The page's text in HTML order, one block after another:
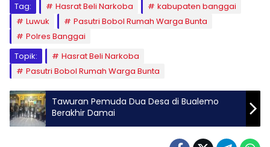
Tag: Hasrat Beli Narkoba
kabupaten banggai
Luwuk
Pasutri Bobol Rumah Warga Bunta
Polres Banggai
Topik:
Hasrat Beli Narkoba
Pasutri Bobol Rumah Warga Bunta
Tawuran Pemuda Dua Desa di Bualemo
Berakhir Damai